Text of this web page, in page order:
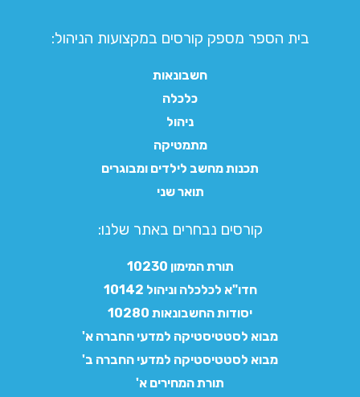
בית הספר מספק קורסים במקצועות הניהול:
חשבונאות
כלכלה
ניהול
מתמטיקה
תכנות מחשב לילדים ומבוגרים
תואר שני
קורסים נבחרים באתר שלנו:​
תורת המימון 10230
חדו"א לכלכלה וניהול 10142
יסודות החשבונאות 10280
מבוא לסטטיסטיקה למדעי החברה א'
מבוא לסטטיסטיקה למדעי החברה ב'
תורת המחירים א'